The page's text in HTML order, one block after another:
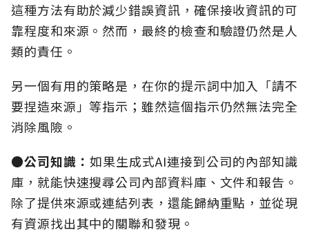
這種方法有助於減少錯誤資訊，確保接收資訊的可
靠程度和來源。然而，最終的檢查和驗證仍然是人
類的責任。
另一個有用的策略是，在你的提示詞中加入「請不
要捏造來源」等指示；雖然這個指示仍然無法完全
消除風險。
●公司知識：如果生成式AI連接到公司的內部知識
庫，就能快速搜尋公司內部資料庫、文件和報告。
除了提供來源或連結列表，還能歸納重點，並從現
有資源找出其中的關聯和發現。